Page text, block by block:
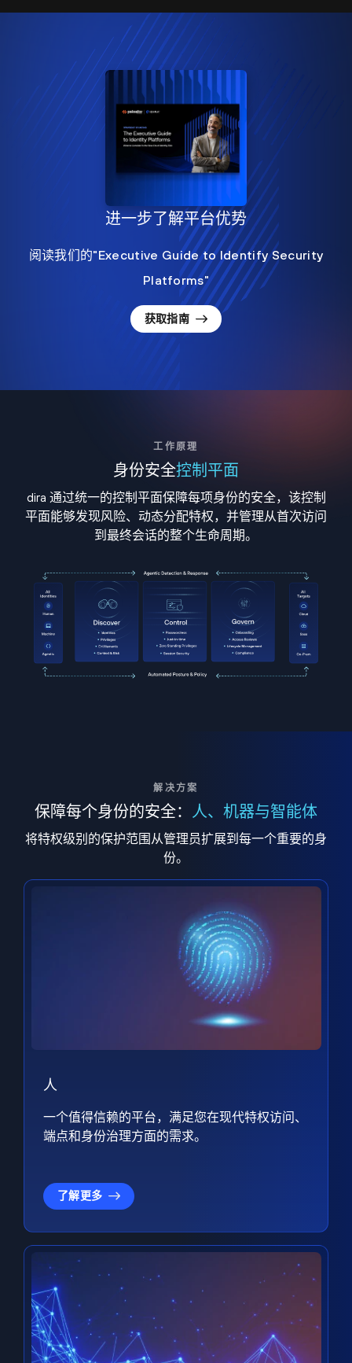
进一步了解平台优势
阅读我们的"Executive Guide to Identify Security
Platforms"
获取指南
工作原理
身份安全控制平面
dira 通过统一的控制平面保障每项身份的安全，该控制
平面能够发现风险、动态分配特权，并管理从首次访问
到最终会话的整个生命周期。
解决方案
保障每个身份的安全： 人、机器与智能体
将特权级别的保护范围从管理员扩展到每一个重要的身
份。
人
一个值得信赖的平台，满足您在现代特权访问、
端点和身份治理方面的需求。
了解更多